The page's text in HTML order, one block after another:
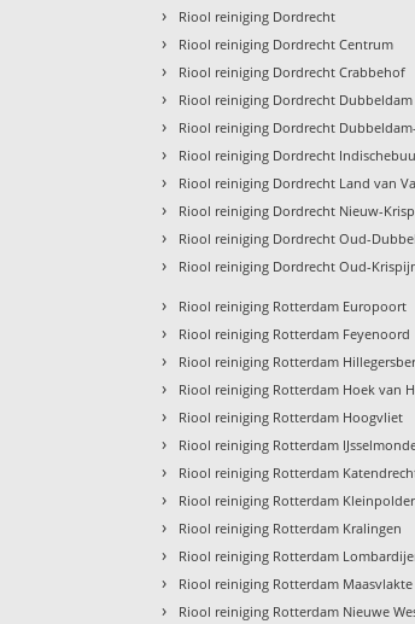
› Riool reiniging Dordrecht
› Riool reiniging Dordrecht Centrum
› Riool reiniging Dordrecht Crabbehof
› Riool reiniging Dordrecht Dubbeldam
› Riool reiniging Dordrecht
› Riool reiniging Dordrecht
› Riool reiniging Dordrecht Land van
› Riool reiniging Dordrecht Nieuw-
› Riool reiniging Dordrecht Oud-
› Riool reiniging Dordrecht Oud-
› Riool reiniging Rotterdam Europoort
› Riool reiniging Rotterdam Feyenoord
› Riool reiniging Rotterdam
› Riool reiniging Rotterdam Hoek van
› Riool reiniging Rotterdam Hoogvliet
› Riool reiniging Rotterdam
› Riool reiniging Rotterdam
› Riool reiniging Rotterdam Kleinpolder
› Riool reiniging Rotterdam Kralingen
› Riool reiniging Rotterdam
› Riool reiniging Rotterdam Maasvlakte
› Riool reiniging Rotterdam Nieuwe